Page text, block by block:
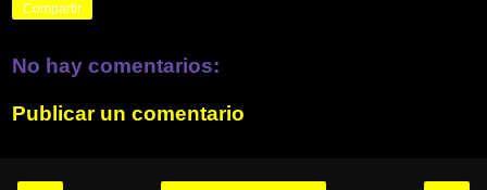
Compartir
No hay comentarios:
Publicar un comentario